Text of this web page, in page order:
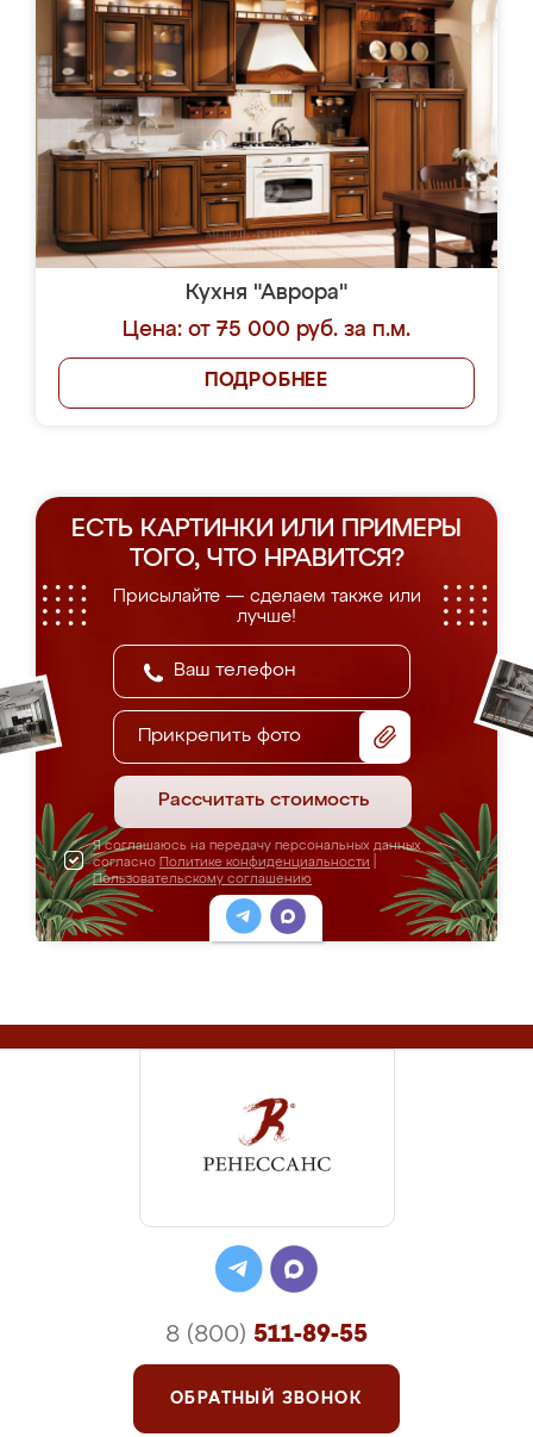
Кухня "Аврора"
Цена: от 75 000 руб. за п.м.
ПОДРОБНЕЕ
ЕСТЬ КАРТИНКИ ИЛИ ПРИМЕРЫ
ТОГО, ЧТО НРАВИТСЯ?
Присылайте — сделаем также или
лучше!
Прикрепить фото
Рассчитать стоимость
Я соглашаюсь на передачу персональных данных
согласно Политике конфиденциальности
Пользовательскому соглашению
8 (800) 511-89-55
ОБРАТНЫЙ ЗВОНОК